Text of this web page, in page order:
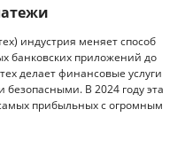
индустрия меняет способ
банковских приложений до
делает финансовые услуги
В 2024 году эта
прибыльных с огромным